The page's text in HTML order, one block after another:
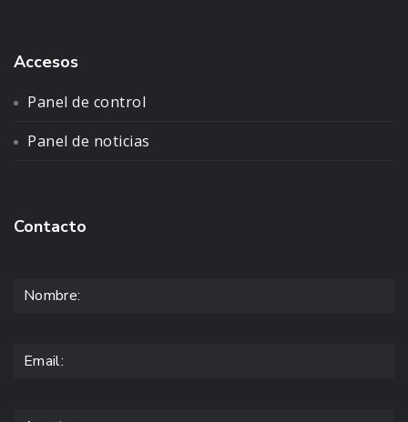
Accesos
Panel de control
Panel de noticias
Contacto